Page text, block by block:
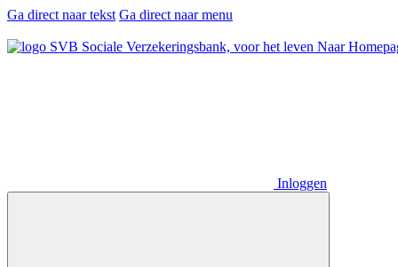
Ga direct naar tekst Ga direct naar menu
Naar
Inloggen